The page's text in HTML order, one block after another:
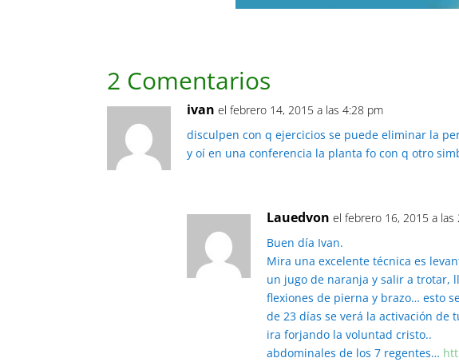
2 Comentarios
ivan el febrero 14, 2015 a las 4:28 pm
disculpen con q ejercicios se puede eliminar la
y oí en una conferencia la planta fo con q otro
Lauedvon el febrero 16, 2015 a las
Buen día Ivan.
Mira una excelente técnica es
un jugo de naranja y salir a trotar,
flexiones de pierna y brazo… esto
de 23 días se verá la activación de
ira forjando la voluntad cristo..
abdominales de los 7 regentes…